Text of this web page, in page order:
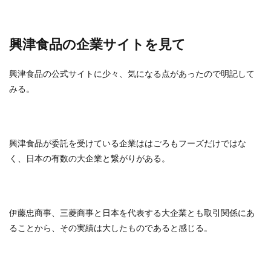
興津食品の企業サイトを見て
興津食品の公式サイトに少々、気になる点があったので明記して
みる。
興津食品が委託を受けている企業ははごろもフーズだけではな
く、日本の有数の大企業と繋がりがある。
伊藤忠商事、三菱商事と日本を代表する大企業とも取引関係にあ
ることから、その実績は大したものであると感じる。